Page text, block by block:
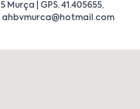
| GPS. 41.405655,
| ahbvmurca@hotmail.com